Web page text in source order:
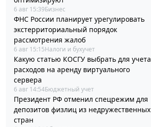
6 авг 15:39Бизнес
ФНС России планирует урегулировать
экстерриториальный порядок
рассмотрения жалоб
6 авг 15:15Налоги и бухучет
Какую статью КОСГУ выбрать для учета
расходов на аренду виртуального
сервера
6 авг 14:54Бюджетный учет
Президент РФ отменил спецрежим для
депозитов физлиц из недружественных
стран